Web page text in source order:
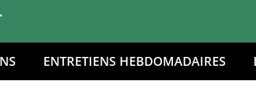
ENTRETIENS HEBDOMADAIRES